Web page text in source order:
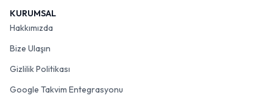
KURUMSAL
Hakkımızda
Bize Ulaşın
Gizlilik Politikası
Google Takvim Entegrasyonu